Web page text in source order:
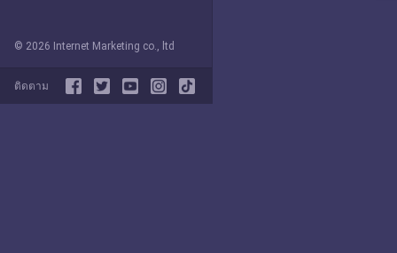
© 2026 Internet Marketing co., ltd
ติดตาม